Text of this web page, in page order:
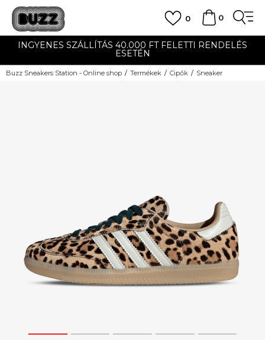
0
0
INGYENES SZÁLLÍTÁS 40.000 FT FELETTI RENDELÉS
ESETÉN
Buzz Sneakers Station - Online shop Termékek Cipők Sneaker
1 2 3 4 5